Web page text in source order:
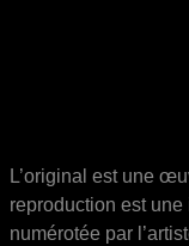
L’original est une
reproduction est
numérotée par